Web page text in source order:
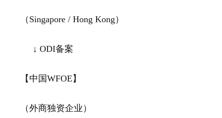
（Singapore / Hong Kong）
↓ ODI备案
【中国WFOE】
（外商独资企业）